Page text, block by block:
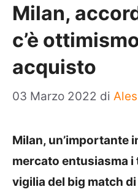
Milan,
c’è
acquisto
03 Marzo 2022 di
Milan, un’importante
mercato entusiasma
vigilia del big match